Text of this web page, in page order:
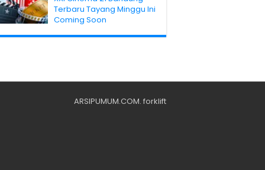
Terbaru Tayang Minggu Ini
Coming Soon
ARSIPUMUM.COM. forklift